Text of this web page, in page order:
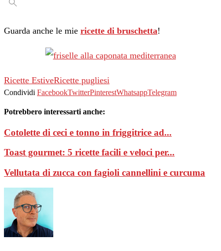
Guarda anche le mie ricette di bruschetta!
Ricette EstiveRicette pugliesi
Condividi FacebookTwitterPinterestWhatsappTelegram
Potrebbero interessarti anche:
Cotolette di ceci e tonno in friggitrice ad...
Toast gourmet: 5 ricette facili e veloci per...
Vellutata di zucca con fagioli cannellini e curcuma